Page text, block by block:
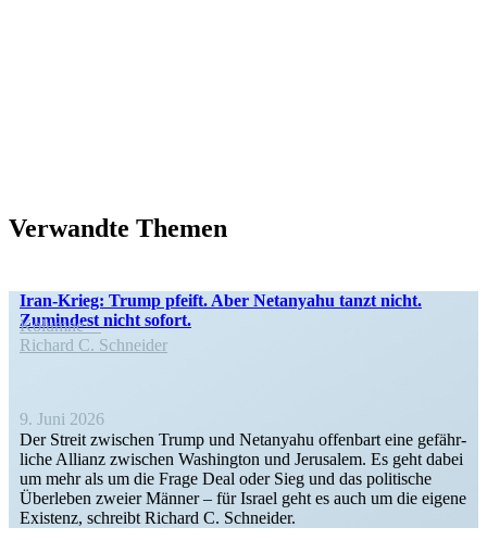
Verwandte Themen
Iran-Krieg: Trump pfeift. Aber Netanyahu tanzt nicht.
Zumindest nicht sofort.
Kolumne
Richard C. Schneider
9. Juni 2026
Der Streit zwischen Trump und Netanyahu offenbart eine gefähr­
liche Allianz zwischen Washington und Jerusalem. Es geht dabei
um mehr als um die Frage Deal oder Sieg und das politische
Überleben zweier Männer – für Israel geht es auch um die eigene
Existenz, schreibt Richard C. Schneider.